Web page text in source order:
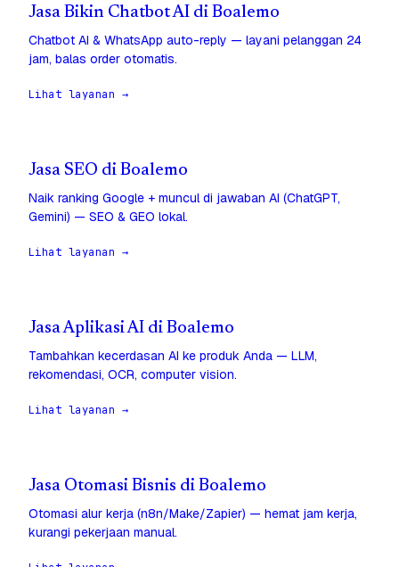
Jasa Bikin Chatbot AI di Boalemo
Chatbot AI & WhatsApp auto-reply — layani pelanggan 24
jam, balas order otomatis.
Lihat layanan →
Jasa SEO di Boalemo
Naik ranking Google + muncul di jawaban AI (ChatGPT,
Gemini) — SEO & GEO lokal.
Lihat layanan →
Jasa Aplikasi AI di Boalemo
Tambahkan kecerdasan AI ke produk Anda — LLM,
rekomendasi, OCR, computer vision.
Lihat layanan →
Jasa Otomasi Bisnis di Boalemo
Otomasi alur kerja (n8n/Make/Zapier) — hemat jam kerja,
kurangi pekerjaan manual.